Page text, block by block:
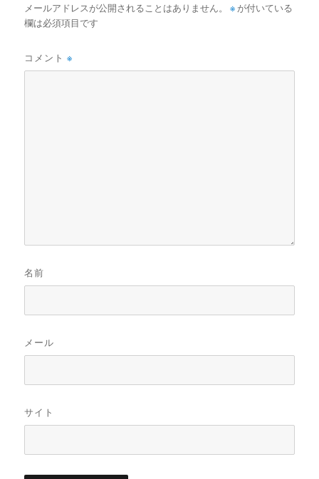
メールアドレスが公開されることはありません。 ※が付いている
欄は必須項目です
コメント※
名前
メール
サイト